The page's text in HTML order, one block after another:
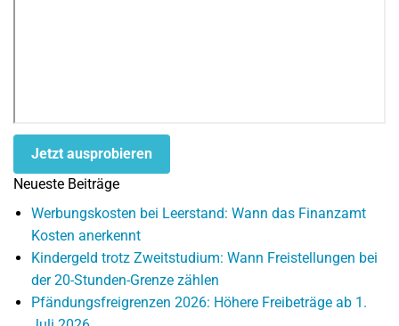
Jetzt ausprobieren
Neueste Beiträge
Werbungskosten bei Leerstand: Wann das Finanzamt
Kosten anerkennt
Kindergeld trotz Zweitstudium: Wann Freistellungen bei
der 20-Stunden-Grenze zählen
Pfändungsfreigrenzen 2026: Höhere Freibeträge ab 1.